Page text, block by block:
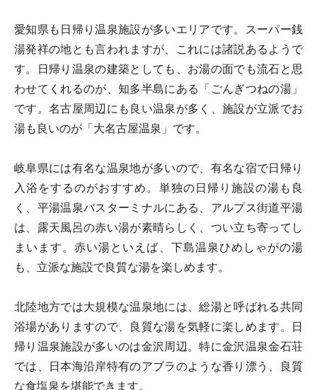
愛知県も日帰り温泉施設が多いエリアです。スーパー銭
湯発祥の地とも言われますが、これには諸説あるようで
す。日帰り温泉の建築としても、お湯の面でも流石と思
わせてくれるのが、知多半島にある「ごんぎつねの湯」
です。名古屋周辺にも良い温泉が多く、施設が立派でお
湯も良いのが「大名古屋温泉」です。
岐阜県には有名な温泉地が多いので、有名な宿で日帰り
入浴をするのがおすすめ。単独の日帰り施設の湯も良
く、平湯温泉バスターミナルにある、アルプス街道平湯
は、露天風呂の赤い湯が素晴らしく、つい立ち寄ってし
まいます。赤い湯といえば、下島温泉ひめしゃがの湯
も、立派な施設で良質な湯を楽しめます。
北陸地方では大規模な温泉地には、総湯と呼ばれる共同
浴場がありますので、良質な湯を気軽に楽しめます。日
帰り温泉施設が多いのは金沢周辺。特に金沢温泉金石荘
では、日本海沿岸特有のアブラのような香り漂う、良質
な食塩泉を堪能できます。